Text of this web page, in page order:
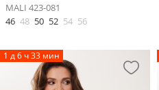
MALI 423-081
46 48 50 52 54 56
1 д 6 ч 33 мин